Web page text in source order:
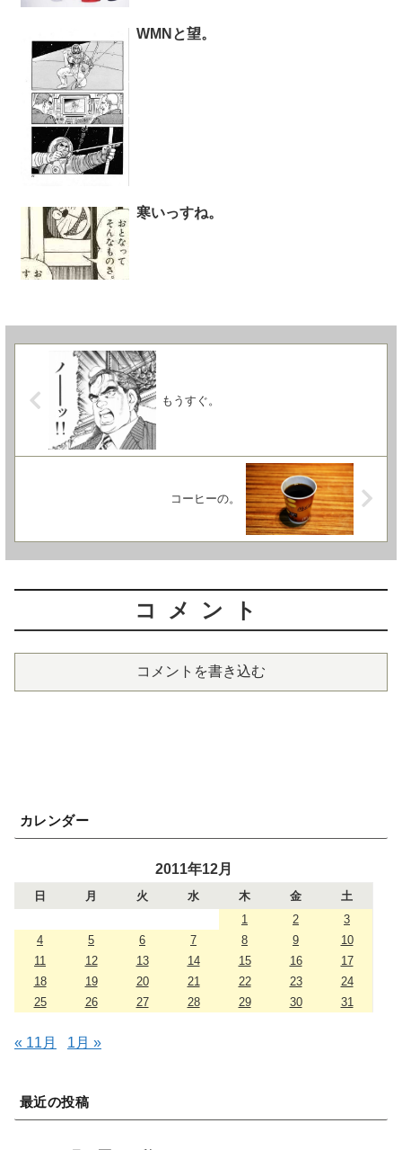
WMNと望。
寒いっすね。
もうすぐ。
コーヒーの。
コメント
コメントを書き込む
カレンダー
2011年12月
日 月 火 水 木 金
土
1
2
3
4
5 6 7 8 9
10
11
12 13 14 15 16
17
18
19 20 21 22 23
24
25
26 27 28 29 30 31
« 11月 1月 »
最近の投稿